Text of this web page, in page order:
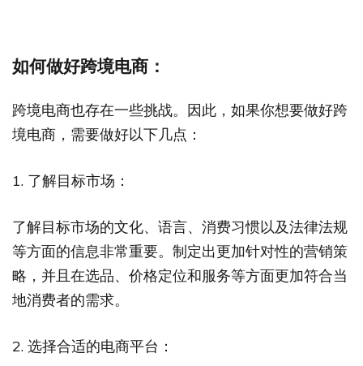
如何做好跨境电商：
跨境电商也存在一些挑战。因此，如果你想要做好跨
境电商，需要做好以下几点：
1. 了解目标市场：
了解目标市场的文化、语言、消费习惯以及法律法规
等方面的信息非常重要。制定出更加针对性的营销策
略，并且在选品、价格定位和服务等方面更加符合当
地消费者的需求。
2. 选择合适的电商平台：